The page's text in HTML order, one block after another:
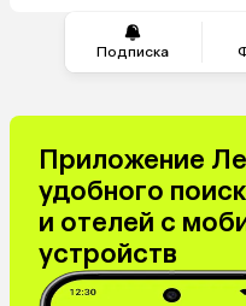
Подписка
Приложение
удобного
и отелей с
устройств